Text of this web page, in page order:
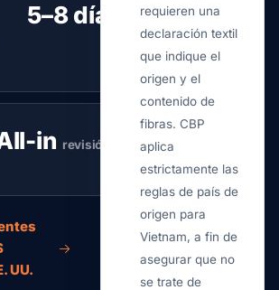
5–8 días típico
in revisión de ruteo
UU.
requieren una
declaración textil
que indique el
origen y el
contenido de
fibras. CBP
aplica
estrictamente las
reglas de país de
origen para
Vietnam, a fin de
asegurar que no
se trate de